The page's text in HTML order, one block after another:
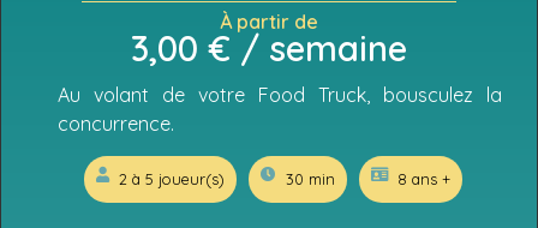
À partir de
3,00 € / semaine
Au volant de votre Food Truck, bousculez la
concurrence.
2 à 5 joueur(s) 30 min 8 ans +